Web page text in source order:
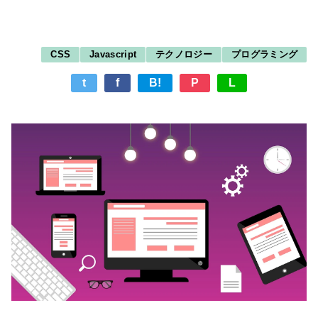
CSS Javascript テクノロジー プログラミング
t f B! P L